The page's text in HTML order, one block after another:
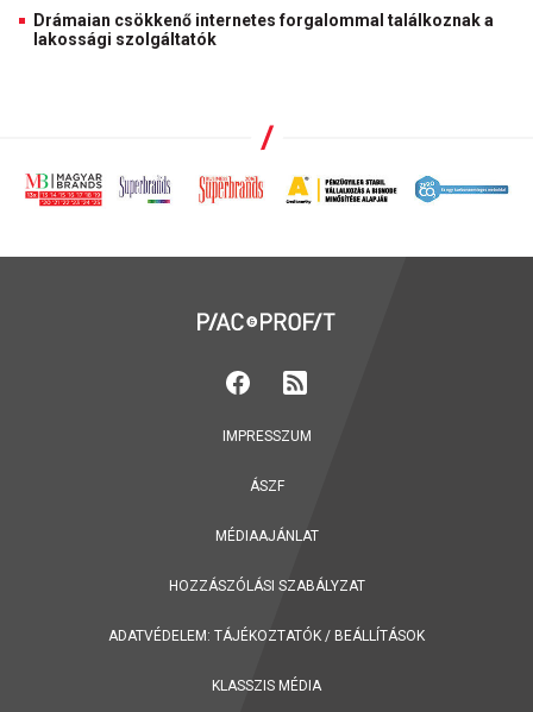
Drámaian csökkenő internetes forgalommal találkoznak a
lakossági szolgáltatók
IMPRESSZUM
ÁSZF
MÉDIAAJÁNLAT
HOZZÁSZÓLÁSI SZABÁLYZAT
ADATVÉDELEM: TÁJÉKOZTATÓK / BEÁLLÍTÁSOK
KLASSZIS MÉDIA